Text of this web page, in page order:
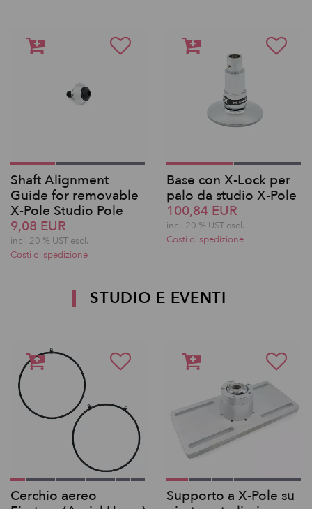
Shaft Alignment
Guide for removable
X-Pole Studio Pole
9,08 EUR
incl. 20 % UST escl.
Costi di spedizione
Base con X-Lock per
palo da studio X-Pole
100,84 EUR
incl. 20 % UST escl.
Costi di spedizione
STUDIO E EVENTI
Cerchio aereo
Supporto a X-Pole su